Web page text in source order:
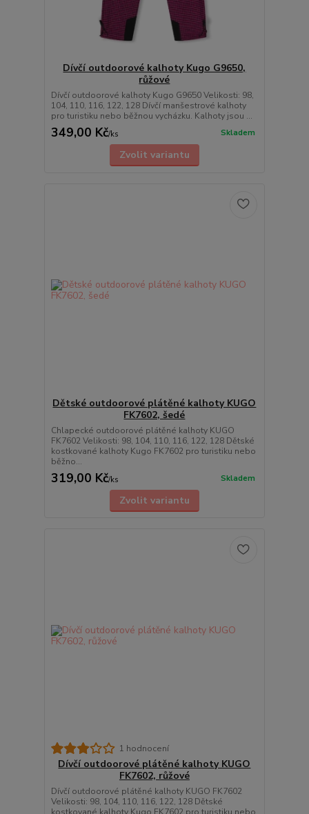
Dívčí outdoorové kalhoty Kugo G9650,
růžové
Dívčí outdoorové kalhoty Kugo G9650 Velikosti: 98,
104, 110, 116, 122, 128 Dívčí manšestrové kalhoty
pro turistiku nebo běžnou vycházku. Kalhoty jsou ...
349,00 Kč/ks Skladem
Zvolit variantu
Dětské outdoorové plátěné kalhoty KUGO
FK7602, šedé
Chlapecké outdoorové plátěné kalhoty KUGO
FK7602 Velikosti: 98, 104, 110, 116, 122, 128 Dětské
kostkované kalhoty Kugo FK7602 pro turistiku nebo
běžno...
319,00 Kč/ks Skladem
Zvolit variantu
1 hodnocení
Dívčí outdoorové plátěné kalhoty KUGO
FK7602, růžové
Dívčí outdoorové plátěné kalhoty KUGO FK7602
Velikosti: 98, 104, 110, 116, 122, 128 Dětské